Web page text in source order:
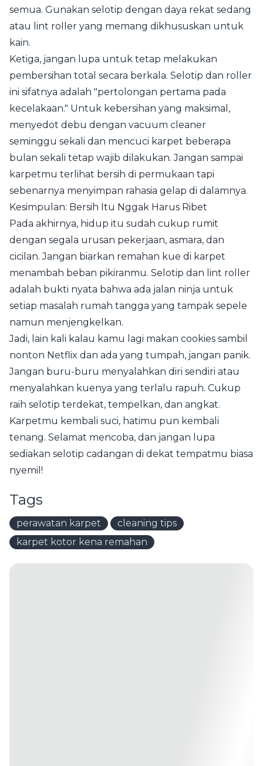
semua. Gunakan selotip dengan daya rekat sedang
atau lint roller yang memang dikhususkan untuk
kain.
Ketiga, jangan lupa untuk tetap melakukan
pembersihan total secara berkala. Selotip dan roller
ini sifatnya adalah "pertolongan pertama pada
kecelakaan." Untuk kebersihan yang maksimal,
menyedot debu dengan vacuum cleaner
seminggu sekali dan mencuci karpet beberapa
bulan sekali tetap wajib dilakukan. Jangan sampai
karpetmu terlihat bersih di permukaan tapi
sebenarnya menyimpan rahasia gelap di dalamnya.
Kesimpulan: Bersih Itu Nggak Harus Ribet
Pada akhirnya, hidup itu sudah cukup rumit
dengan segala urusan pekerjaan, asmara, dan
cicilan. Jangan biarkan remahan kue di karpet
menambah beban pikiranmu. Selotip dan lint roller
adalah bukti nyata bahwa ada jalan ninja untuk
setiap masalah rumah tangga yang tampak sepele
namun menjengkelkan.
Jadi, lain kali kalau kamu lagi makan cookies sambil
nonton Netflix dan ada yang tumpah, jangan panik.
Jangan buru-buru menyalahkan diri sendiri atau
menyalahkan kuenya yang terlalu rapuh. Cukup
raih selotip terdekat, tempelkan, dan angkat.
Karpetmu kembali suci, hatimu pun kembali
tenang. Selamat mencoba, dan jangan lupa
sediakan selotip cadangan di dekat tempatmu biasa
nyemil!
Tags
perawatan karpet
cleaning tips
karpet kotor kena remahan